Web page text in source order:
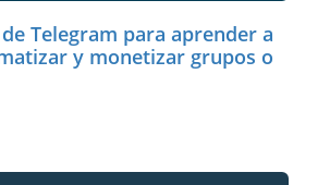
Telegram para aprender a
y monetizar grupos o